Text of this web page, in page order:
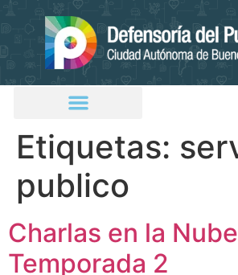
Etiquetas:
publico
Charlas en la
Temporada 2